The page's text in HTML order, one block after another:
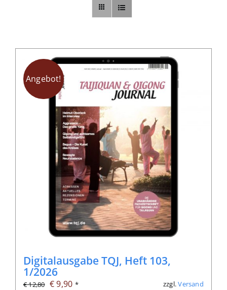
Angebot!
Digitalausgabe TQJ, Heft 103,
1/2026
€12,80 Ursprünglicher
€9,90Aktueller
* zzgl.Versand